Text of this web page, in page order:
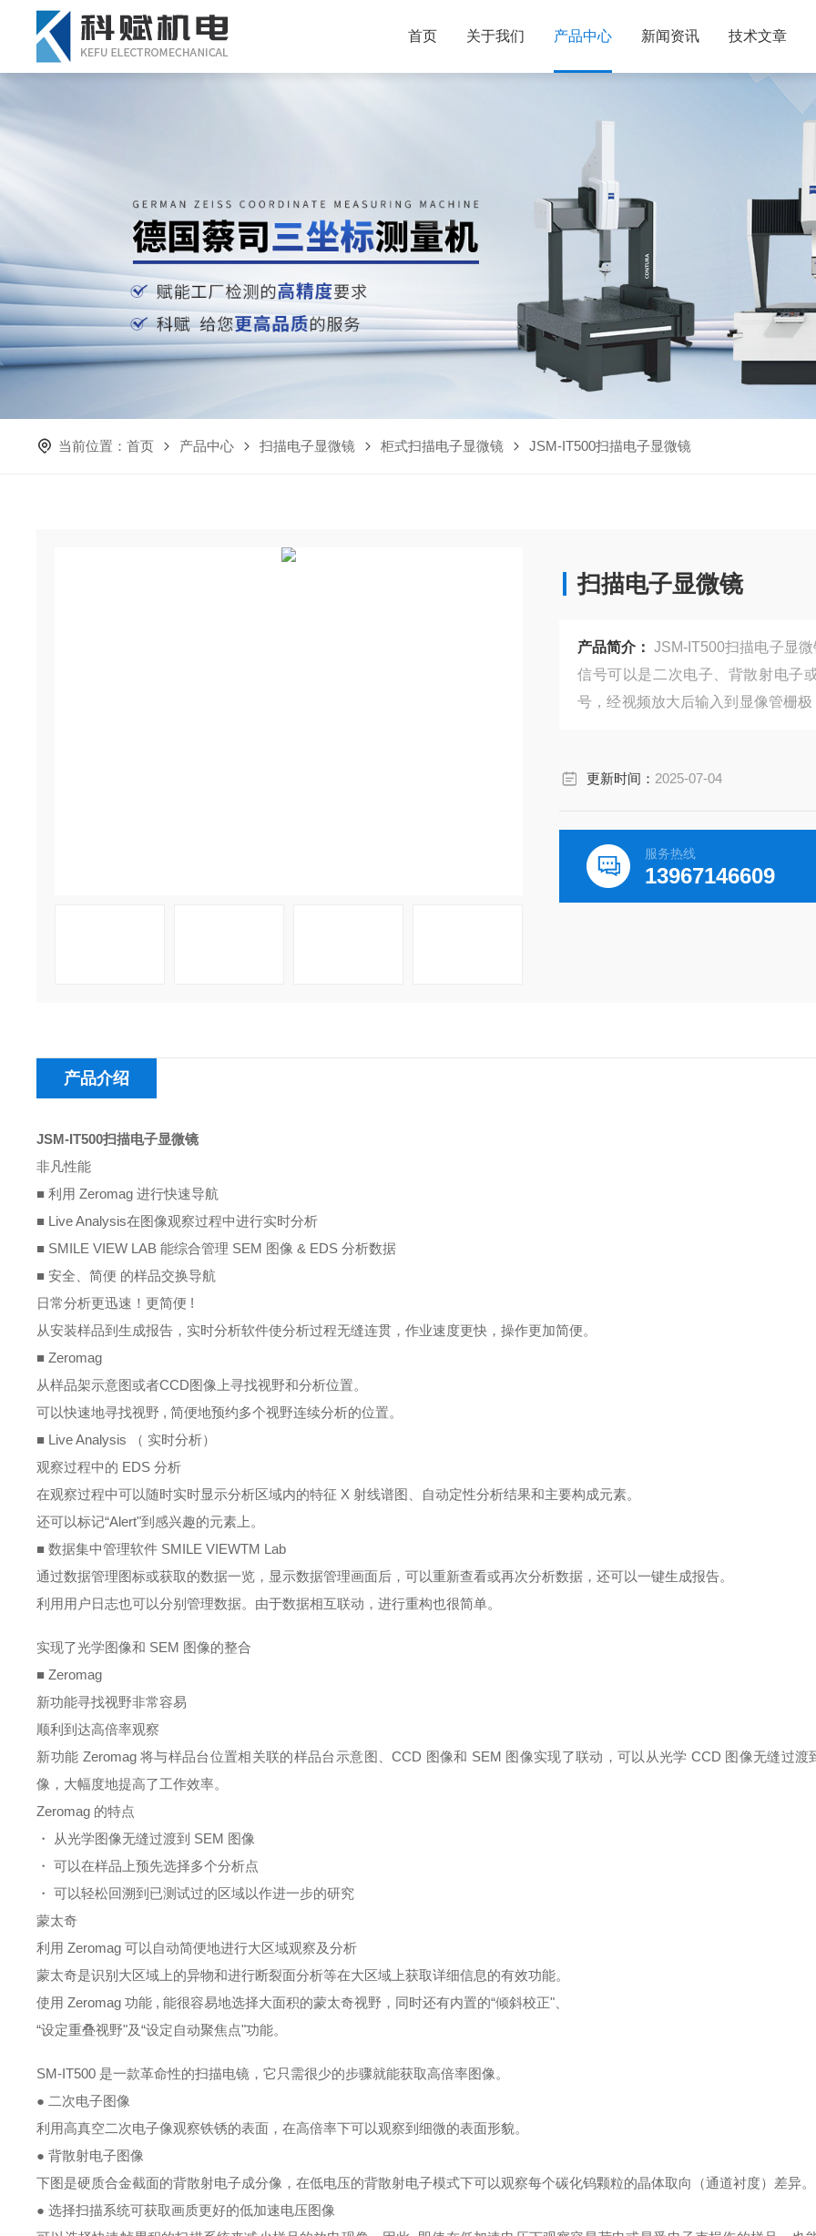
首页 关于我们 产品中心 新闻资讯 技术文章
当前位置：首页 产品中心 扫描电子显微镜 柜式扫描电子显微镜 JSM-IT500扫描电子显微镜
扫描电子显微镜
产品简介： JSM-IT500扫描电子显
信号可以是二次电子、背散射电子
号，经视频放大后输入到显像管栅
更新时间： 2025-07-04
服务热线
13967146609
产品介绍
JSM-IT500扫描电子显微镜
非凡性能
■ 利用 Zeromag进行快速导航
■ Live Analysis在图像观察过程中进行实时分析
■ SMILE VIEW LAB能综合管理 SEM 图像 & EDS分析数据
■ 安全、简便 的样品交换导航
日常分析更迅速！更简便 !
从安装样品到生成报告，实时分析软件使分析过程无缝连贯，作业速度更快，操作更加简便。
■ Zeromag
从样品架示意图或者CCD图像上寻找视野和分析位置。
可以快速地寻找视野 ,简便地预约多个视野连续分析的位置。
■ Live Analysis
（ 实时分析）
观察过程中的 EDS分析
在观察过程中可以随时实时显示分析区域内的特征 X射线谱图、自动定性分析结果和主要构成元素。
还可以标记“Alert"到感兴趣的元素上。
■ 数据集中管理软件 SMILE VIEWTM Lab
通过数据管理图标或获取的数据一览，显示数据管理画面后，可以重新查看或再次分析数据，还可以一键生成报告。
利用用户日志也可以分别管理数据。由于数据相互联动，进行重构也很简单。
实现了光学图像和 SEM 图像的整合
■ Zeromag
新功能寻找视野非常容易
顺利到达高倍率观察
新功能 Zeromag将与样品台位置相关联的样品台示意图、CCD 图像和 SEM 图像实现了联动，可以从光学 CCD 图像无缝过渡
像，大幅度地提高了工作效率。
Zeromag 的特点
・
从光学图像无缝过渡到 SEM 图像
・ 可以在样品上预先选择多个分析点
・ 可以轻松回溯到已测试过的区域以作进一步的研究
蒙太奇
利用 Zeromag可以自动简便地进行大区域观察及分析
蒙太奇是识别大区域上的异物和进行断裂面分析等在大区域上获取详细信息的有效功能。
使用 Zeromag功能 ,能很容易地选择大面积的蒙太奇视野，同时还有内置的“倾斜校正"、
“设定重叠视野"及“设定自动聚焦点"功能。
SM-IT500 是一款革命性的扫描电镜，它只需很少的步骤就能获取高倍率图像。
● 二次电子图像
利用高真空二次电子像观察铁锈的表面，在高倍率下可以观察到细微的表面形貌。
● 背散射电子图像
下图是硬质合金截面的背散射电子成分像，在低电压的背散射电子模式下可以观察每个碳化钨颗粒的晶体取向（通道衬度）差异。
● 选择扫描系统可获取画质更好的低加速电压图像